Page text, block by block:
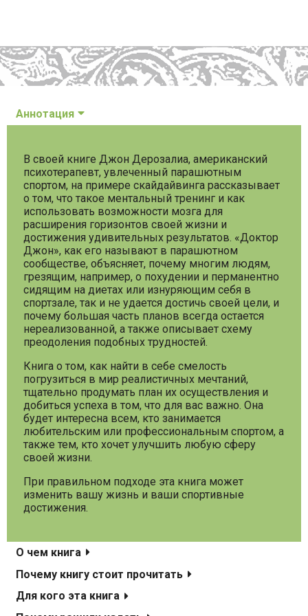
Аннотация
В своей книге Джон Дерозалиа, американский
психотерапевт, увлеченный парашютным
спортом, на примере скайдайвинга рассказывает
о том, что такое ментальный тренинг и как
использовать возможности мозга для
расширения горизонтов своей жизни и
достижения удивительных результатов. «Доктор
Джон», как его называют в парашютном
сообществе, объясняет, почему многим людям,
грезящим, например, о похудении и перманентно
сидящим на диетах или изнуряющим себя в
спортзале, так и не удается достичь своей цели, и
почему большая часть планов всегда остается
нереализованной, а также описывает схему
преодоления подобных трудностей.
Книга о том, как найти в себе смелость
погрузиться в мир реалистичных мечтаний,
тщательно продумать план их осуществления и
добиться успеха в том, что для вас важно. Она
будет интересна всем, кто занимается
любительским или профессиональным спортом, а
также тем, кто хочет улучшить любую сферу
своей жизни.
При правильном подходе эта книга может
изменить вашу жизнь и ваши спортивные
достижения.
О чем книга
Почему книгу стоит прочитать
Для кого эта книга